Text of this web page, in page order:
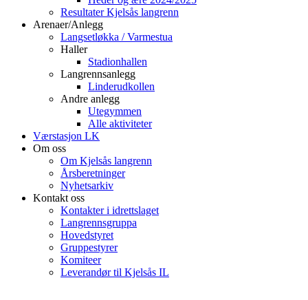
Resultater Kjelsås langrenn
Arenaer/Anlegg
Langsetløkka / Varmestua
Haller
Stadionhallen
Langrennsanlegg
Linderudkollen
Andre anlegg
Utegymmen
Alle aktiviteter
Værstasjon LK
Om oss
Om Kjelsås langrenn
Årsberetninger
Nyhetsarkiv
Kontakt oss
Kontakter i idrettslaget
Langrennsgruppa
Hovedstyret
Gruppestyrer
Komiteer
Leverandør til Kjelsås IL